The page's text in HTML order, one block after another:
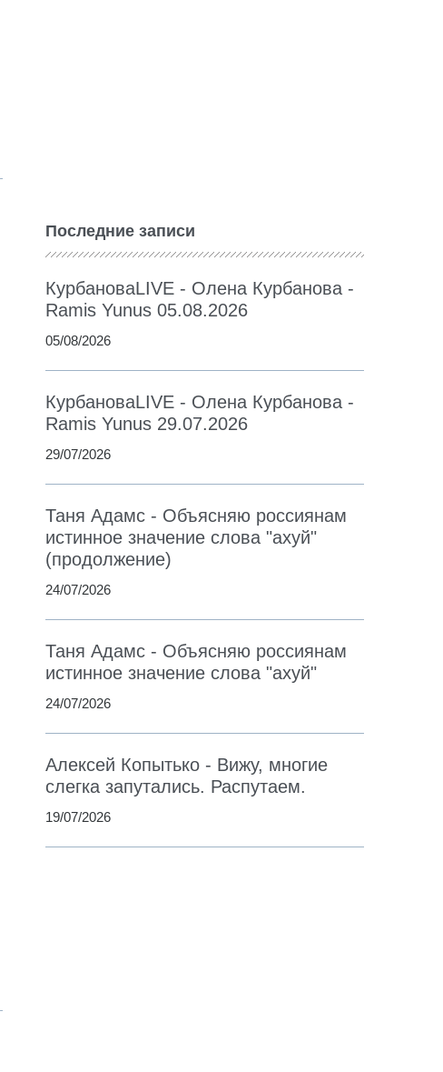
Последние записи
КурбановаLIVE - Олена Курбанова -
Ramis Yunus 05.08.2026
05/08/2026
КурбановаLIVE - Олена Курбанова -
Ramis Yunus 29.07.2026
29/07/2026
Таня Адамс - Объясняю россиянам
истинное значение слова "ахуй"
(продолжение)
24/07/2026
Таня Адамс - Объясняю россиянам
истинное значение слова "ахуй"
24/07/2026
Алексей Копытько - Вижу, многие
слегка запутались. Распутаем.
19/07/2026